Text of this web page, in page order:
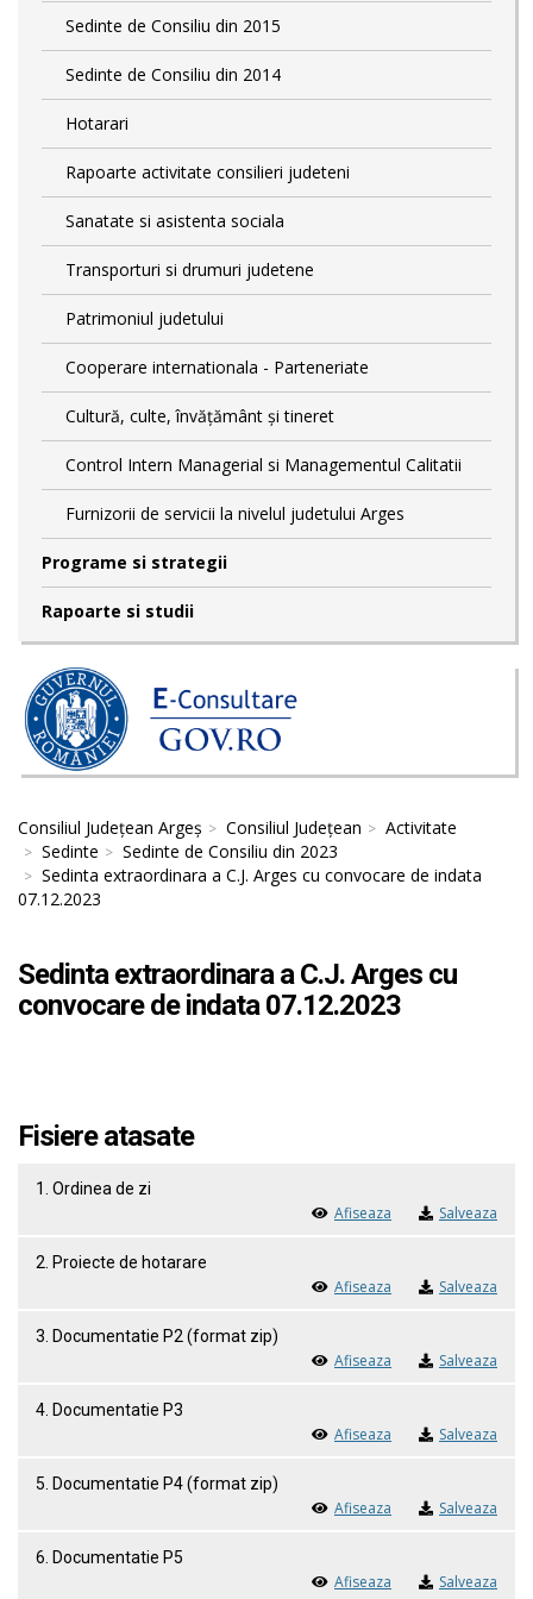
Sedinte de Consiliu din 2015
Sedinte de Consiliu din 2014
Hotarari
Rapoarte activitate consilieri judeteni
Sanatate si asistenta sociala
Transporturi si drumuri judetene
Patrimoniul judetului
Cooperare internationala - Parteneriate
Cultură, culte, învățământ și tineret
Control Intern Managerial si Managementul Calitatii
Furnizorii de servicii la nivelul judetului Arges
Programe si strategii
Rapoarte si studii
Consiliul Județean Argeș Consiliul Județean
Activitate
Sedinte
Sedinte de Consiliu din 2023
Sedinta extraordinara a C.J. Arges cu convocare de indata
07.12.2023
Sedinta extraordinara a C.J. Arges cu
convocare de indata 07.12.2023
Fisiere atasate
1. Ordinea de zi
Afiseaza Salveaza
2. Proiecte de hotarare
Afiseaza Salveaza
3. Documentatie P2 (format zip)
Afiseaza Salveaza
4. Documentatie P3
Afiseaza Salveaza
5. Documentatie P4 (format zip)
Afiseaza Salveaza
6. Documentatie P5
Afiseaza Salveaza